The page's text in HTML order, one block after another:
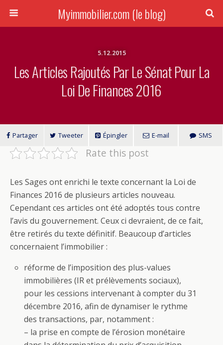
Myimmobilier.com (le blog)
5.12.2015
Les Articles Rajoutés Par Le Sénat Pour La
Loi De Finances 2016
Partager Tweeter Épingler E-mail SMS
Rate this post
Les Sages ont enrichi le texte concernant la Loi de
Finances 2016 de plusieurs articles nouveau.
Cependant ces articles ont été adoptés tous contre
l’avis du gouvernement. Ceux ci devraient, de ce fait,
être retirés du texte définitif. Beaucoup d’articles
concernaient l’immobilier :
réforme de l’imposition des plus-values
immobilières (IR et prélèvements sociaux),
pour les cessions intervenant à compter du 31
décembre 2016, afin de dynamiser le rythme
des transactions, par, notamment :
– la prise en compte de l’érosion monétaire